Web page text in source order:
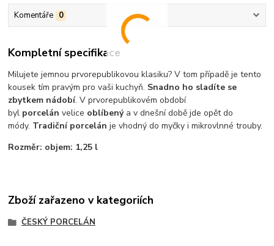
Komentáře 0
Kompletní specifikace
Milujete jemnou prvorepublikovou klasiku? V tom případě je tento
kousek tím pravým pro vaši kuchyň. Snadno ho sladíte se
zbytkem nádobí. V prvorepublikovém období
byl porcelánvelice oblíbený a v dnešní době jde opět do
módy. Tradiční porcelán je vhodný do myčky i mikrovlnné trouby.
Rozměr: objem: 1,25 l
Zboží zařazeno v kategoriích
ČESKÝ PORCELÁN